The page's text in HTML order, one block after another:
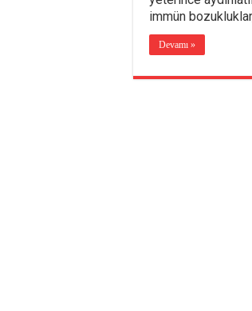
immün
Devamı »